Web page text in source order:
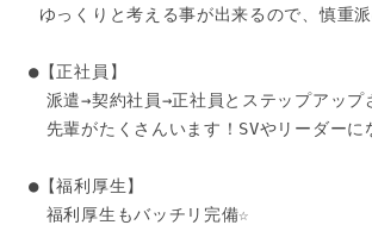
ゆっくりと考える事が出来るので、慎重
●【正社員】
派遣→契約社員→正社員とステップアップ
先輩がたくさんいます！SVやリーダーに
●【福利厚生】
福利厚生もバッチリ完備☆